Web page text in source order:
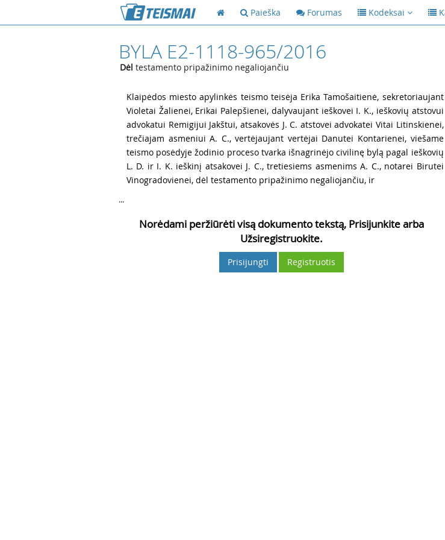
Paieška Forumas Kodeksai
BYLA E2-1118-965/2016
Dėl testamento pripažinimo negaliojančiu
Klaipėdos miesto apylinkės teismo teisėja Erika Tamošaitienė, sekretoriaujant
Violetai Žalienei, Erikai Palepšienei, dalyvaujant ieškovei I. K., ieškovių atstovui
advokatui Remigijui Jakštui, atsakovės J. C. atstovei advokatei Vitai Litinskienei,
trečiajam asmeniui A. C., vertėjaujant vertėjai Danutei Kontarienei, viešame
teismo posėdyje žodinio proceso tvarka išnagrinėjo civilinę bylą pagal ieškovių
L. D. ir I. K. ieškinį atsakovei J. C., tretiesiems asmenims A. C., notarei Birutei
Vinogradovienei, dėl testamento pripažinimo negaliojančiu, ir
...
Norėdami peržiūrėti visą dokumento tekstą, Prisijunkite arba
Užsiregistruokite.
Prisijungti Registruotis